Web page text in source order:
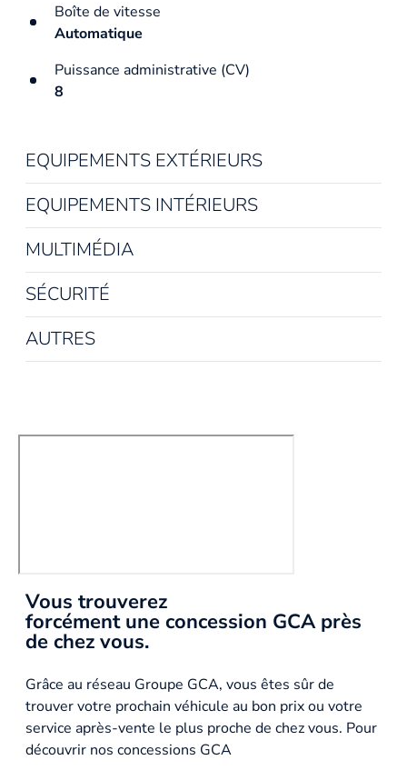
Boîte de vitesse
Automatique
Puissance administrative (CV)
8
EQUIPEMENTS EXTÉRIEURS
EQUIPEMENTS INTÉRIEURS
MULTIMÉDIA
SÉCURITÉ
AUTRES
Vous trouverez
forcément une concession GCA près
de chez vous.
Grâce au réseau Groupe GCA, vous êtes sûr de
trouver votre prochain véhicule au bon prix ou votre
service après-vente le plus proche de chez vous. Pour
découvrir nos concessions GCA